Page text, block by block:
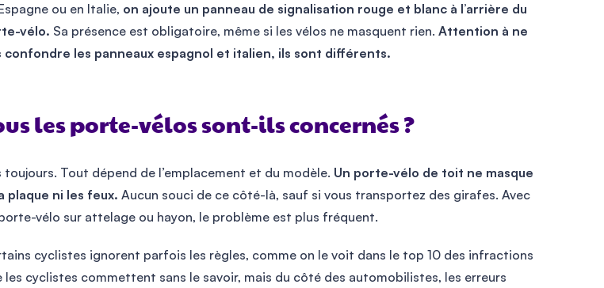
ou en Italie, on ajoute un panneau de signalisation rouge et blanc à l’arrière du
vélo. Sa présence est obligatoire, même si les vélos ne masquent rien. Attention à ne
confondre les panneaux espagnol et italien, ils sont différents.
les porte-vélos sont-ils concernés ?
toujours. Tout dépend de l’emplacement et du modèle. Un porte-vélo de toit ne masque
plaque ni les feux. Aucun souci de ce côté-là, sauf si vous transportez des girafes. Avec
vélo sur attelage ou hayon, le problème est plus fréquent.
cyclistes ignorent parfois les règles, comme on le voit dans le top 10 des infractions
les cyclistes commettent sans le savoir, mais du côté des automobilistes, les erreurs